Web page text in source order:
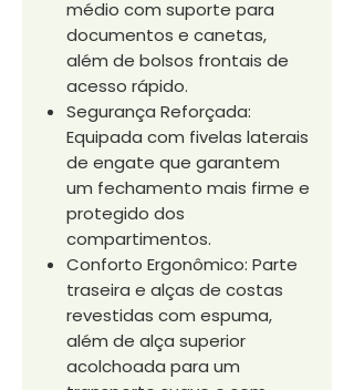
médio com suporte para
documentos e canetas,
além de bolsos frontais de
acesso rápido.
Segurança Reforçada:
Equipada com fivelas laterais
de engate que garantem
um fechamento mais firme e
protegido dos
compartimentos.
Conforto Ergonômico: Parte
traseira e alças de costas
revestidas com espuma,
além de alça superior
acolchoada para um